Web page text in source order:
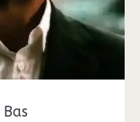
Bas